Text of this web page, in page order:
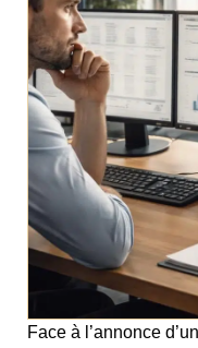
Face à l’annonce